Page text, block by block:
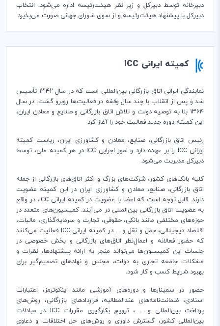
دبیرخانه توسط دبیرکل و زیر نظر هیئت‌رئیسه اداره می‌شود. انتخاب
دبیرکل با پیشنهاد هیئت‌رئیسه و از سوی شورای جهانی صورت می‌پذیرد.
کمیته ایرانی ICC
نمایندگی ایرانی اتاق بازرگانی بین‌المللی است که در سال ۱۳۴۲ تأسیس
شد و پس از انقلاب با چند سال وقفه در فعالیت‌ها روبرو گشت. در سال
۱۳۶۴ بنا به توصیه دولت و تلاش اتاق بازرگانی و صنایع و معادن ایران،‌
این کمیته دوره جدید فعالیت خود را آغاز كرد
رئیس اتاق بازرگانی، صنایع، معادن و کشاورزی ایران، ریاست کمیته
ایرانی ICC را بر عهده دارد و امور اجرایی ICC در هر کمیته ملی، توسط
دبیرکل مدیریت می‌شود.
کلیه بانک‌های کشور، شرکت‌های بزرگ و اکثر اتاق‌های بازرگانی از ‌جمله
اتاق بازرگانی، صنایع، معادن و کشاورزی ایران در این کمیته عضویت
دارند. قابل توجه است که اعضا با عضویت در کمیته ایرانی ICC، در واقع
به عضویت اتاق بازرگانی بین‌المللی در می‌آیند. کمیسیون‌های متعدد در
حوزه‌های مختلفی مانند بانکی، حقوقی، تجارت و سرمایه‌گذاری، مالیات،
اقتصاد دیجیتالی، حمل و نقل و ... در کمیته ایرانی ICC فعالیت می‌کنند
که حضور فعالانه و اعمال‌نظر اتاق‌های بازرگانی و بخش خصوصی در
جلسات این کمیسیون‌ها می‌تواند منجر به ارائه پیشنهادها، نظرات و
مشکلات جامعه تجاری به دولت، مجلس و نهادهای تصمیم‌گیر برای
بهبود شرایط کسب و کار شود.
حضور در سمینارها و دوره‌های آموزشی مانند اینکوترمز، اعتبارات
اسنادی، ضمانت‌نامه‌های عندالمطالبه، قراردادهای بازرگانی، روش‌های
پرداخت بین‌المللی و ... ، ترویج بكارگیری مقررات ICC در مبادلات
بین‌المللی كشور، گسترش داوری و روش‌های حل اختلافات و دعاوی